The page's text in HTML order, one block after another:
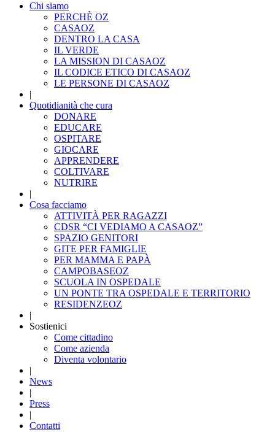
Chi siamo
PERCHÈ OZ
CASAOZ
DENTRO LA CASA
IL VERDE
LA MISSION DI CASAOZ
IL CODICE ETICO DI CASAOZ
LE PERSONE DI CASAOZ
|
Quotidianità che cura
DONARE
EDUCARE
OSPITARE
GIOCARE
APPRENDERE
COLTIVARE
NUTRIRE
|
Cosa facciamo
ATTIVITÀ PER RAGAZZI
CDSR “CI VEDIAMO A CASAOZ”
SPAZIO GENITORI
GITE PER FAMIGLIE
PER MAMMA E PAPÀ
CAMPOBASEOZ
SCUOLA IN OSPEDALE
UN PONTE TRA OSPEDALE E TERRITORIO
RESIDENZEOZ
|
Sostienici
Come cittadino
Come azienda
Diventa volontario
|
News
|
Press
|
Contatti